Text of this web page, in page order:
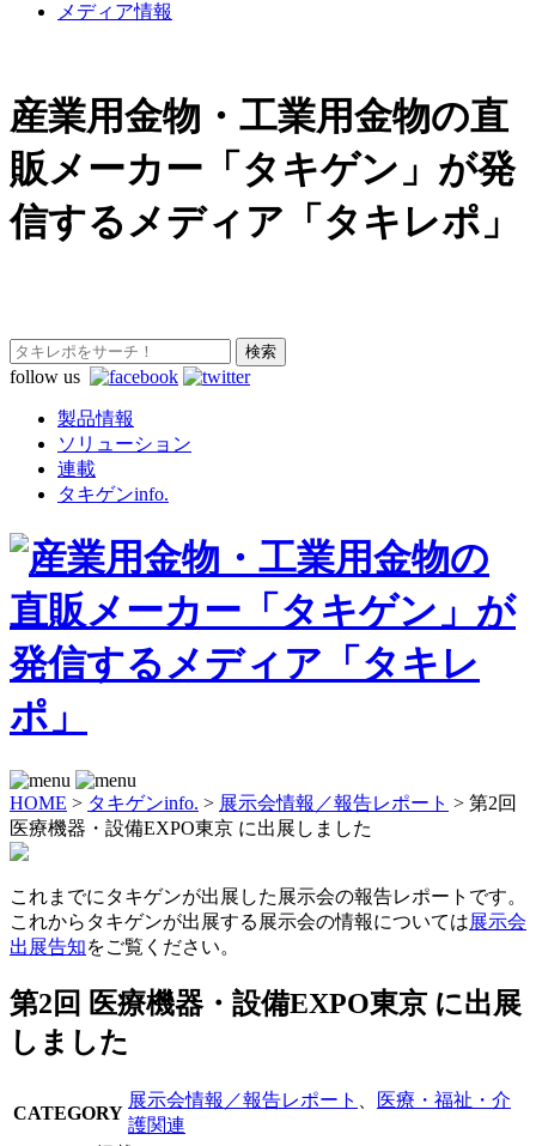
メディア情報
産業用金物・工業用金物の直
販メーカー「タキゲン」が発
信するメディア「タキレポ」
follow us
製品情報
ソリューション
連載
タキゲンinfo.
HOME > タキゲンinfo. > 展示会情報／報告レポート > 第2回
医療機器・設備EXPO東京 に出展しました
これまでにタキゲンが出展した展示会の報告レポートです。
これからタキゲンが出展する展示会の情報については展示会
出展告知をご覧ください。
第2回 医療機器・設備EXPO東京 に出展
しました
CATEGORY
展示会情報／報告レポート
医療・福祉・介
護関連